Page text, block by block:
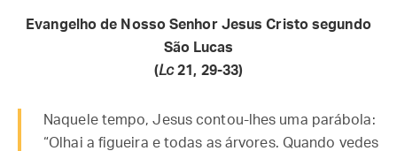
Evangelho de Nosso Senhor Jesus Cristo segundo
São Lucas
(Lc21, 29-33)
Naquele tempo, Jesus contou-lhes uma parábola:
“Olhai a figueira e todas as árvores. Quando vedes